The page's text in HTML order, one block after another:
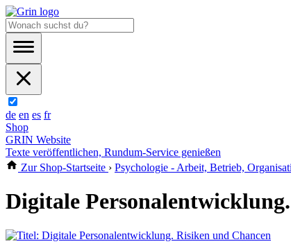
de en es fr
Shop
GRIN Website
Texte veröffentlichen, Rundum-Service genießen
Zur Shop-Startseite › Psychologie - Arbeit, Betrieb,
Digitale